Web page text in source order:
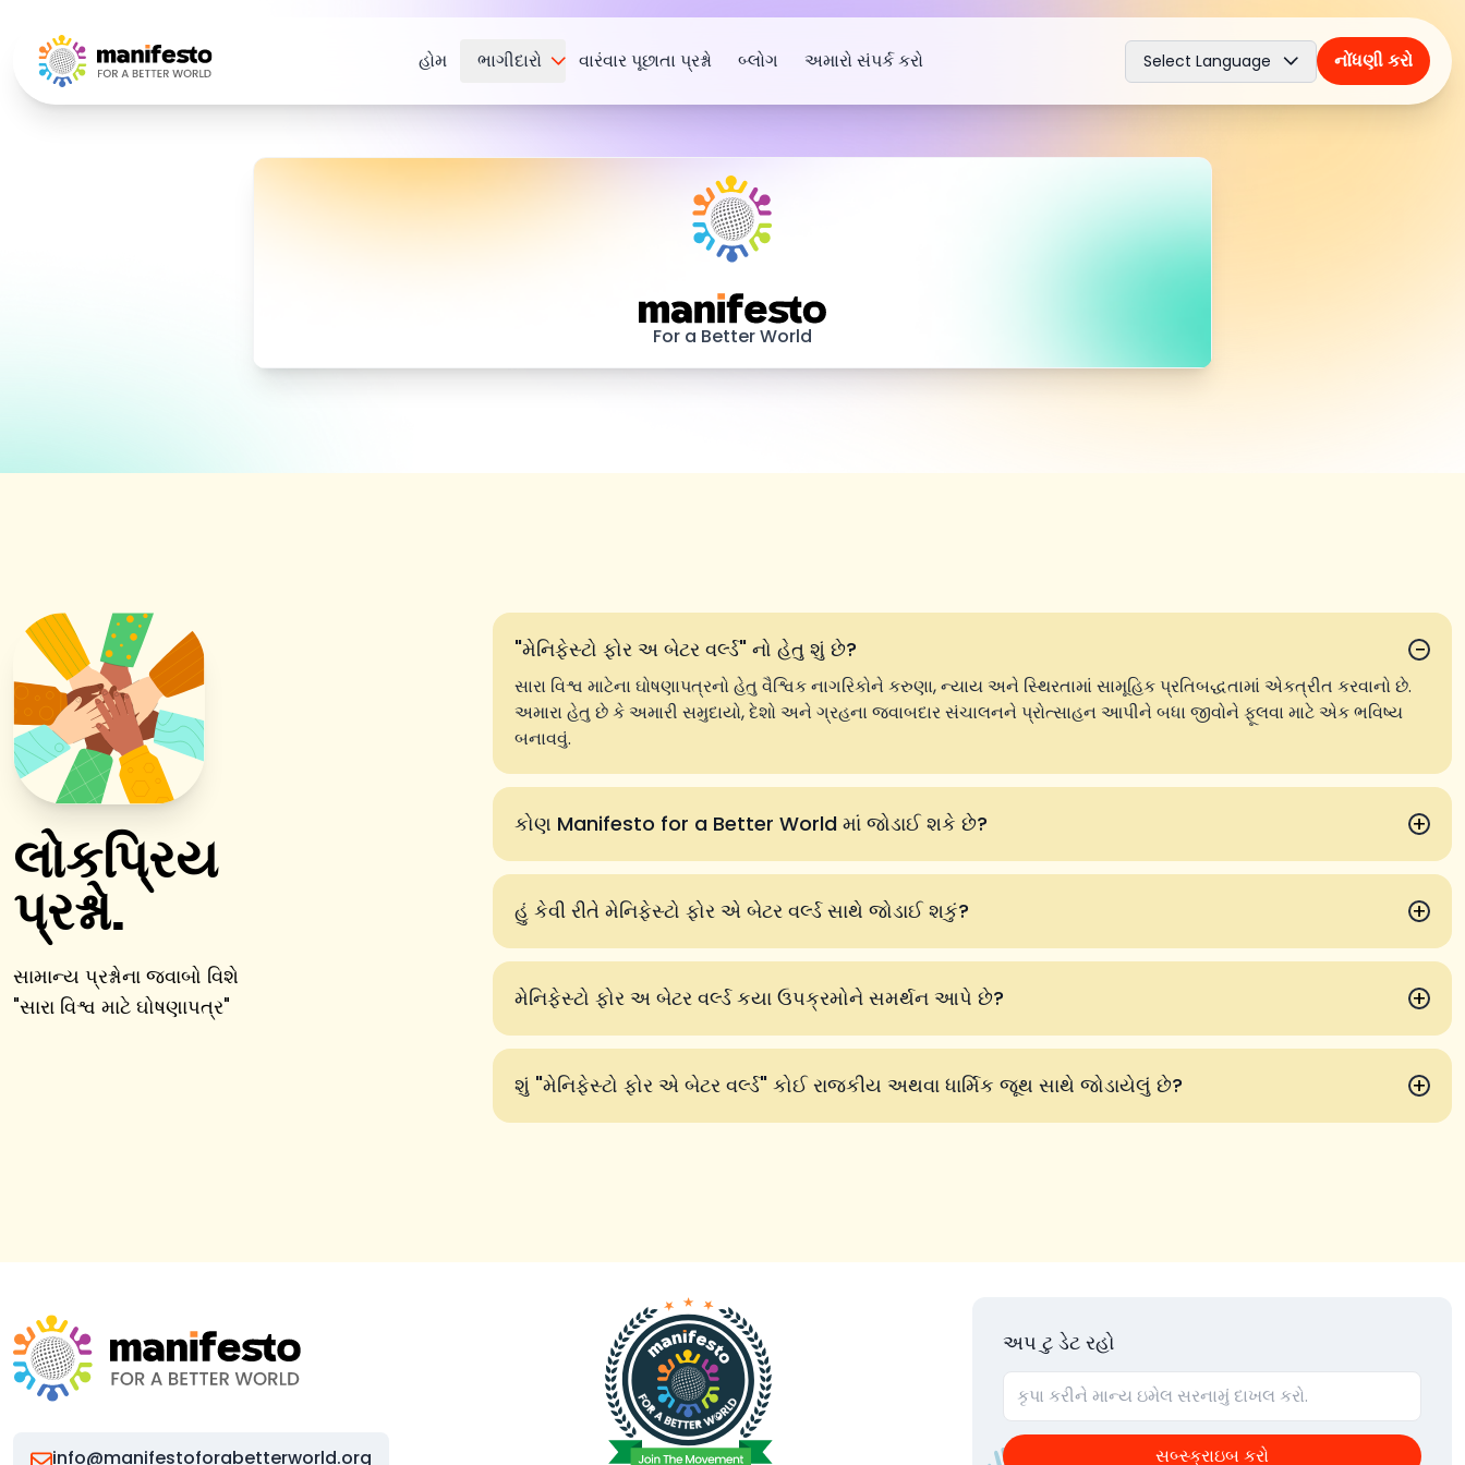
Your Company
હોમ ભાગીદારો વારંવાર પૂછાતા પ્રશ્નો બ્લોગ અમારો સંપર્ક કરો Select Language નોંધણી કરો
Manifesto
For a Better World
લોકપ્રિય
પ્રશ્નો.
સામાન્ય પ્રશ્નોના જવાબો વિશે
"સારા વિશ્વ માટે ઘોષણાપત્ર"
"મેનિફેસ્ટો ફોર અ બેટર વર્લ્ડ" નો હેતુ શું છે? −
સારા વિશ્વ માટેના ઘોષણાપત્રનો હેતુ વૈશ્વિક નાગરિકોને કરુણા, ન્યાય અને સ્થિરતામાં સામૂહિક પ્રતિબદ્ધતામાં એકત્રીત કરવાનો છે.
અમારા હેતુ છે કે અમારી સમુદાયો, દેશો અને ગ્રહના જવાબદાર સંચાલનને પ્રોત્સાહન આપીને બધા જીવોને ફૂલવા માટે એક ભવિષ્ય
બનાવવું.
કોણ Manifesto for a Better World માં જોડાઈ શકે છે? +
હું કેવી રીતે મેનિફેસ્ટો ફોર એ બેટર વર્લ્ડ સાથે જોડાઈ શકું? +
મેનિફેસ્ટો ફોર અ બેટર વર્લ્ડ કયા ઉપક્રમોને સમર્થન આપે છે? +
શું "મેનિફેસ્ટો ફોર એ બેટર વર્લ્ડ" કોઈ રાજકીય અથવા ધાર્મિક જૂથ સાથે જોડાયેલું છે? +
info@manifestoforabetterworld.org
અપ ટુ ડેટ રહો
સબ્સ્ક્રાઇબ કરો